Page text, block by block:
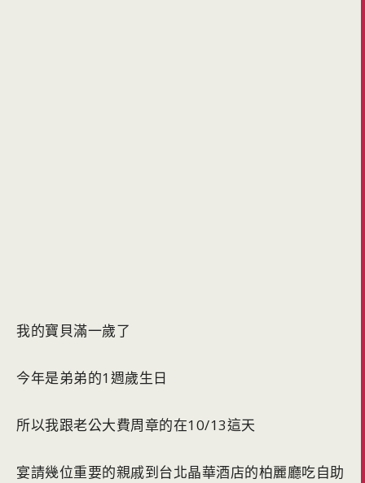
我的寶貝滿一歲了
今年是弟弟的1週歲生日
所以我跟老公大費周章的在10/13這天
宴請幾位重要的親戚到台北晶華酒店的柏麗廳吃自助